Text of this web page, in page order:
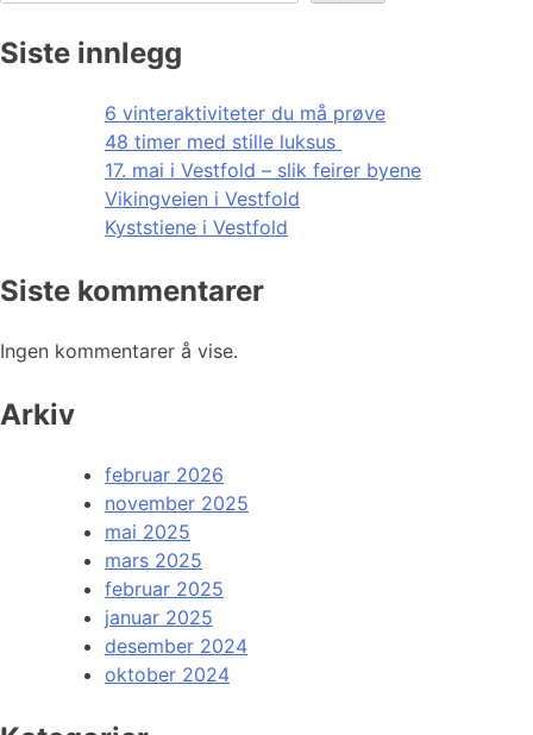
Siste innlegg
6 vinteraktiviteter du må prøve
48 timer med stille luksus
17. mai i Vestfold – slik feirer byene
Vikingveien i Vestfold
Kyststiene i Vestfold
Siste kommentarer
Ingen kommentarer å vise.
Arkiv
februar 2026
november 2025
mai 2025
mars 2025
februar 2025
januar 2025
desember 2024
oktober 2024